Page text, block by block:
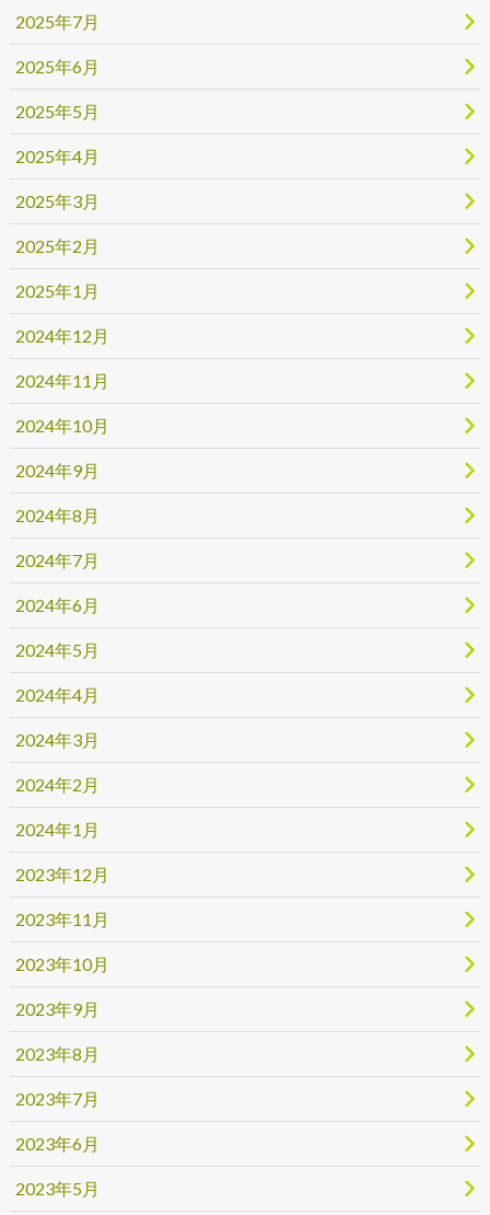
2025年7月
2025年6月
2025年5月
2025年4月
2025年3月
2025年2月
2025年1月
2024年12月
2024年11月
2024年10月
2024年9月
2024年8月
2024年7月
2024年6月
2024年5月
2024年4月
2024年3月
2024年2月
2024年1月
2023年12月
2023年11月
2023年10月
2023年9月
2023年8月
2023年7月
2023年6月
2023年5月